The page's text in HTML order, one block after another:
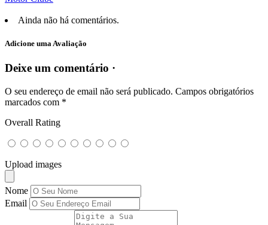
Ainda não há comentários.
Adicione uma Avaliação
Deixe um comentário ·
O seu endereço de email não será publicado. Campos obrigatórios
marcados com *
Overall Rating
Upload images
Nome
Email